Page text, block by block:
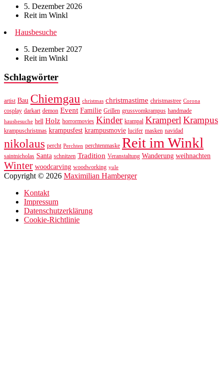
5. Dezember 2026
Reit im Winkl
Hausbesuche
5. Dezember 2027
Reit im Winkl
Schlagwörter
artist Bau Chiemgau christmas christmastime christmastree Corona
cosplay darkart demon Event Familie Grillen grussvomkrampus handmade
hausbesuche hell Holz horrormovies Kinder krampal Kramperl Krampus
krampuschristmas krampusfest krampusmovie lucifer masken navidad
nikolaus percht Perchten perchtenmaske Reit im Winkl
saintnicholas Santa schnitzen Tradition Veranstaltung Wanderung weihnachten
Winter woodcarving woodworking yule
Copyright © 2026 Maximilian Hamberger
Kontakt
Impressum
Datenschutzerklärung
Cookie-Richtlinie